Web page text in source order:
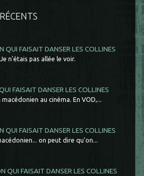
QUI FAISAIT DANSER LES COLLINES
n'étais pas allée le voir.
FAISAIT DANSER LES COLLINES
au cinéma. En VOD,...
QUI FAISAIT DANSER LES COLLINES
on peut dire qu'on...
QUI FAISAIT DANSER LES COLLINES